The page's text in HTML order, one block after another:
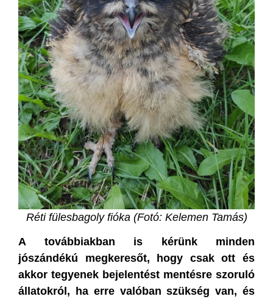
Réti fülesbagoly fióka (Fotó: Kelemen Tamás)
A továbbiakban is kérünk minden
jószándékú megkeresőt, hogy csak ott és
akkor tegyenek bejelentést mentésre szoruló
állatokról, ha erre valóban szükség van, és